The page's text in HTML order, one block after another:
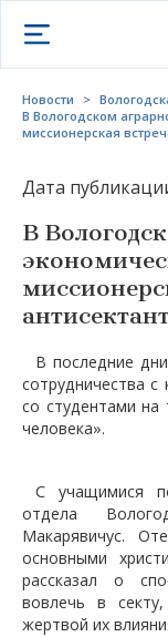
Открыть меню
Новости >
В Вологодском
миссионерская
Дата
В
В последние
сотрудничества
со студентами на
человека».
С учащимися
отдела
Макарявичус.
основными
рассказал о
вовлечь в
жертвой их